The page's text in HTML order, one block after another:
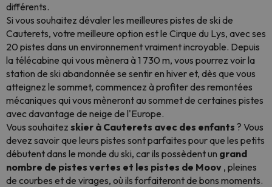
différents.
Si vous souhaitez dévaler les meilleures pistes de ski de
Cauterets, votre meilleure option est le Cirque du Lys, avec ses
20 pistes dans un environnement vraiment incroyable. Depuis
la télécabine qui vous mènera à 1 730 m, vous pourrez voir la
station de ski abandonnée se sentir en hiver et, dès que vous
atteignez le sommet, commencez à profiter des remontées
mécaniques qui vous mèneront au sommet de certaines pistes
avec davantage de neige de l'Europe.
Vous souhaitez skier à Cauterets avec des enfants ? Vous
devez savoir que leurs pistes sont parfaites pour que les petits
débutent dans le monde du ski, car ils possèdent un grand
nombre de pistes vertes et les pistes de Moov , pleines
de courbes et de virages, où ils forfaiteront de bons moments.